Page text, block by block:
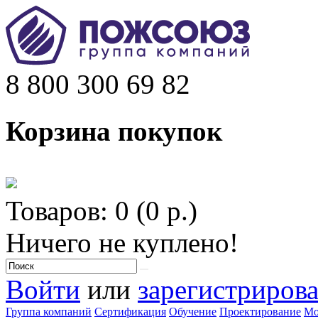
8 800 300 69 82
Корзина покупок
Товаров: 0 (0 р.)
Ничего не куплено!
Войти или
Группа компаний Сертификация Обучение Проектирование